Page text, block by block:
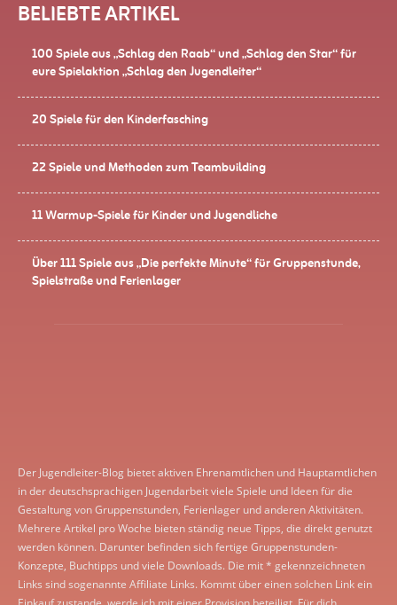
BELIEBTE ARTIKEL
100 Spiele aus „Schlag den Raab“ und „Schlag den Star“ für
eure Spielaktion „Schlag den Jugendleiter“
20 Spiele für den Kinderfasching
22 Spiele und Methoden zum Teambuilding
11 Warmup-Spiele für Kinder und Jugendliche
Über 111 Spiele aus „Die perfekte Minute“ für Gruppenstunde,
Spielstraße und Ferienlager
Der Jugendleiter-Blog bietet aktiven Ehrenamtlichen und Hauptamtlichen
in der deutschsprachigen Jugendarbeit viele Spiele und Ideen für die
Gestaltung von Gruppenstunden, Ferienlager und anderen Aktivitäten.
Mehrere Artikel pro Woche bieten ständig neue Tipps, die direkt genutzt
werden können. Darunter befinden sich fertige Gruppenstunden-
Konzepte, Buchtipps und viele Downloads. Die mit * gekennzeichneten
Links sind sogenannte Affiliate Links. Kommt über einen solchen Link ein